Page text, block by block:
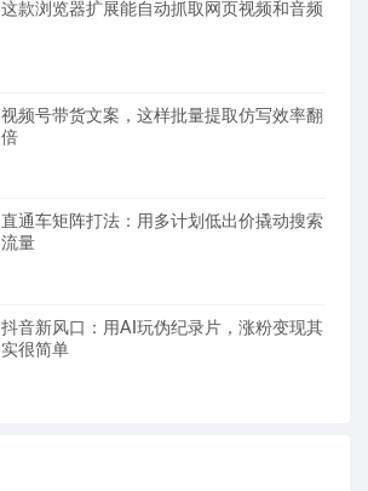
这款浏览器扩展能自动抓取网页视频和音频
视频号带货文案，这样批量提取仿写效率翻
倍
直通车矩阵打法：用多计划低出价撬动搜索
流量
抖音新风口：用AI玩伪纪录片，涨粉变现其
实很简单